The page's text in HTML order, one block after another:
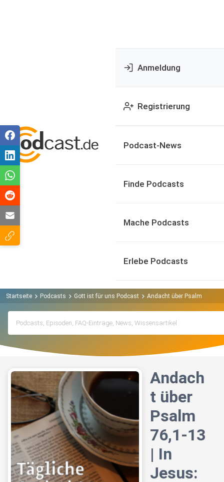
Anmeldung
Registrierung
Podcast-News
Finde Podcasts
Mache Podcasts
Erlebe Podcasts
Startseite Podcasts Gott ist für uns Podcast Andacht über Psalm 76,1-
Andach
t über
Psalm
76,1-13
| In
Jesus: